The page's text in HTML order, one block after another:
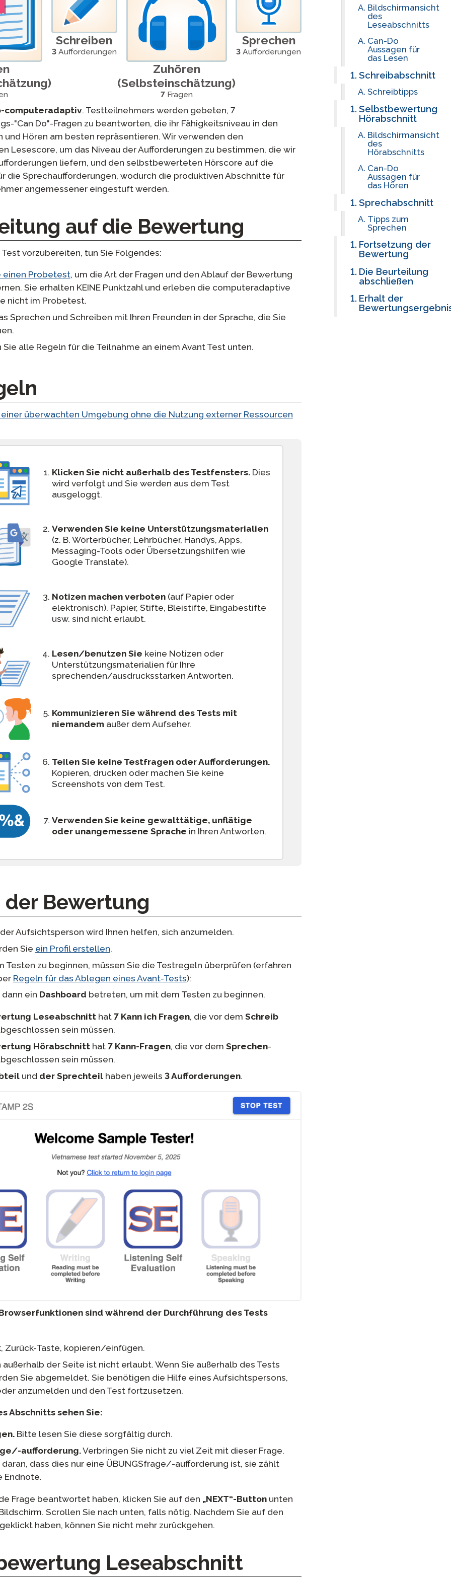
STAMP für ASL
STAMP für Hebräisch
bei
Cleveres Onboarding
STAMP Gruppeneinteilung
Podcast
Blog
Veranstaltungen
Bildschirmansicht
des
Leseabschnitts
Can-Do
Aussagen für
das Lesen
Schreibabschnitt
Schreibtipps
Selbstbewertung
Hörabschnitt
Bildschirmansicht
des
Hörabschnitts
Can-Do
Aussagen für
das Hören
Sprechabschnitt
Tipps zum
Sprechen
Fortsetzung der
Bewertung
Die Beurteilung
abschließen
Erhalt der
Schreiben
3Aufforderungen
Zuhören
(Selbsteinschätzung)
7Fragen
Sprechen
3 Aufforderungen
computeradaptiv. Testteilnehmers werden gebeten, 7
"Can Do"-Fragen zu beantworten, die ihr Fähigkeitsniveau in den
und Hören am besten repräsentieren. Wir verwenden den
Lesescore, um das Niveau der Aufforderungen zu bestimmen, die wir
liefern, und den selbstbewerteten Hörscore auf die
die Sprechaufforderungen, wodurch die produktiven Abschnitte für
angemessener eingestuft werden.
auf die Bewertung​
vorzubereiten, tun Sie Folgendes:
einen Probetest, um die Art der Fragen und den Ablauf der Bewertung
Sie erhalten KEINE Punktzahl und erleben die computeradaptive
nicht im Probetest.
Sprechen und Schreiben mit Ihren Freunden in der Sprache, die Sie
alle Regeln für die Teilnahme an einem Avant Test unten.
einer überwachten Umgebung ohne die Nutzung externer Ressourcen
Test Rules ]
Klicken Sie nicht außerhalb des Testfensters. Dies
wird verfolgt und Sie werden aus dem Test
ausgeloggt.
Verwenden Sie keine Unterstützungsmaterialien
(z. B. Wörterbücher, Lehrbücher, Handys, Apps,
Messaging-Tools oder Übersetzungshilfen wie
Google Translate).
Notizen machen verboten (auf Papier oder
elektronisch). Papier, Stifte, Bleistifte, Eingabestifte
usw. sind nicht erlaubt.
Lesen/benutzen Sie keine Notizen oder
Unterstützungsmaterialien für Ihre
sprechenden/ausdrucksstarken Antworten.
Kommunizieren Sie während des Tests mit
niemandem außer dem Aufseher.
Teilen Sie keine Testfragen oder Aufforderungen.
Kopieren, drucken oder machen Sie keine
Screenshots von dem Test.
Verwenden Sie keine gewalttätige, unflätige
oder unangemessene Sprache in Ihren Antworten.
der Bewertung
Aufsichtsperson wird Ihnen helfen, sich anzumelden.
Sie ein Profil erstellen.
Testen zu beginnen, müssen Sie die Testregeln überprüfen (erfahren
Regeln für das Ablegen eines Avant-Tests):
ein Dashboard betreten, um mit dem Testen zu beginnen.
Leseabschnitthat 7 Kann ich Fragen, die vor dem Schreib
sein müssen.
Hörabschnitthat 7 Kann-Fragen, die vor dem Sprechen-
sein müssen.
und der Sprechteilhaben jeweils 3 Aufforderungen.
sind während der Durchführung des Tests
Zurück-Taste, kopieren/einfügen.
außerhalb der Seite ist nicht erlaubt. Wenn Sie außerhalb des Tests
Sie abgemeldet. Sie benötigen die Hilfe eines Aufsichtspersons,
anzumelden und den Test fortzusetzen.
Abschnitts sehen Sie​:
Bitte lesen Sie diese sorgfältig durch.
aufforderung.Verbringen Sie nicht zu viel Zeit mit dieser Frage.
daran, dass dies nur eine ÜBUNGSfrage/-aufforderung ist, sie zählt
Endnote.
Frage beantwortet haben, klicken Sie auf den „NEXT“-Buttonunten
Scrollen Sie nach unten, falls nötig. Nachdem Sie auf den
haben, können Sie nicht mehr zurückgehen.
Leseabschnitt